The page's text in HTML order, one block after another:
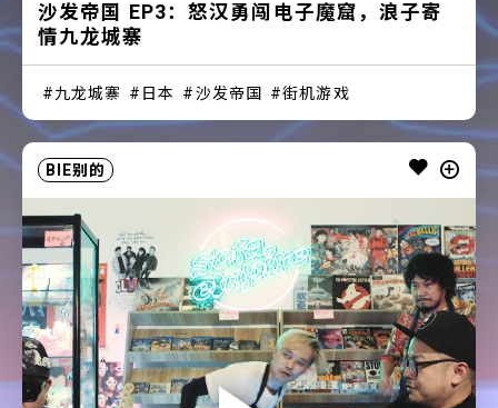
沙发帝国 EP3：怒汉勇闯电子魔窟，浪子寄
情九龙城寨
九龙城寨 日本 沙发帝国 街机游戏
BIE别的